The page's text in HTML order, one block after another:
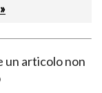
un articolo non